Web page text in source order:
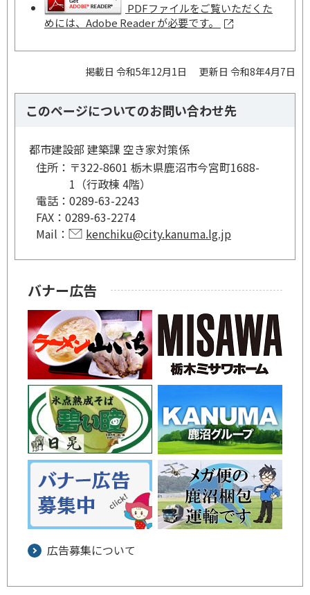
PDFファイルをご覧いただくた
めには、Adobe Reader が必要です。
掲載日 令和5年12月1日 更新日 令和8年4月7日
このページについてのお問い合わせ先
都市建設部 建築課 空き家対策係
住所： 〒322-8601 栃木県鹿沼市今宮町1688-
1（行政棟 4階）
電話： 0289-63-2243
FAX： 0289-63-2274
Mail：
kenchiku@city.kanuma.lg.jp
バナー広告
広告募集について